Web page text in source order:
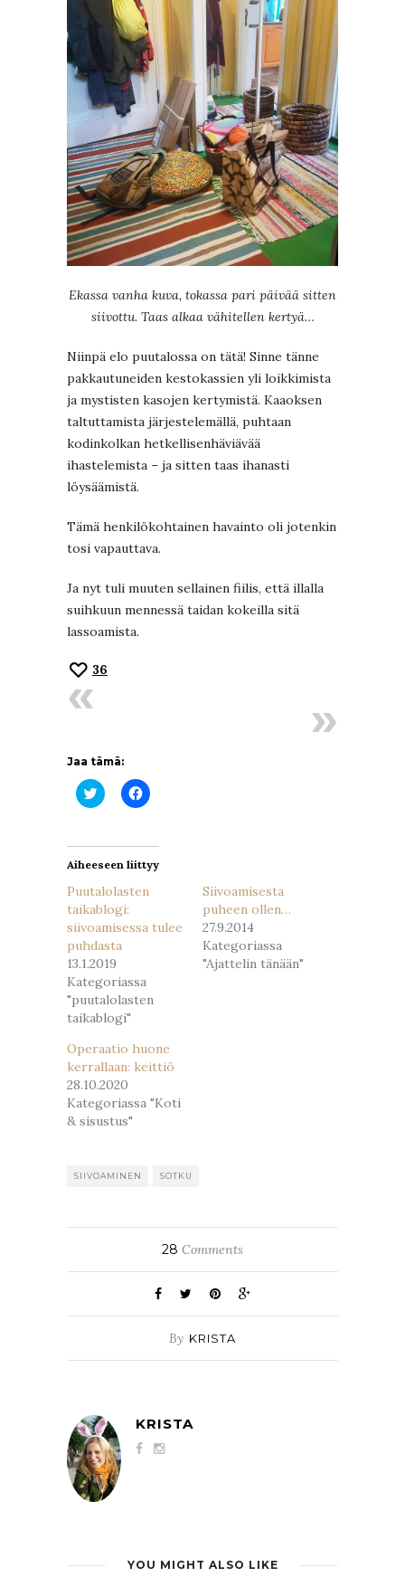
Ekassa vanha kuva, tokassa pari päivää sitten
siivottu. Taas alkaa vähitellen kertyä…
Niinpä elo puutalossa on tätä! Sinne tänne
pakkautuneiden kestokassien yli loikkimista
ja mystisten kasojen kertymistä. Kaaoksen
taltuttamista järjestelemällä, puhtaan
kodinkolkan hetkellisenhäviävää
ihastelemista – ja sitten taas ihanasti
löysäämistä.
Tämä henkilökohtainen havainto oli jotenkin
tosi vapauttava.
Ja nyt tuli muuten sellainen fiilis, että illalla
suihkuun mennessä taidan kokeilla sitä
lassoamista.
36
Jaa tämä:
Jaa
Twitterissä(Avautuu
Jaa
Facebookissa(Avautuu
Aiheeseen liittyy
Puutalolasten
taikablogi:
siivoamisessa tulee
puhdasta
13.1.2019
Kategoriassa
"puutalolasten
taikablogi"
Siivoamisesta
puheen ollen…
27.9.2014
Kategoriassa
"Ajattelin tänään"
Operaatio huone
kerrallaan: keittiö
28.10.2020
Kategoriassa "Koti
& sisustus"
SIIVOAMINEN SOTKU
28 Comments
By KRISTA
KRISTA
YOU MIGHT ALSO LIKE